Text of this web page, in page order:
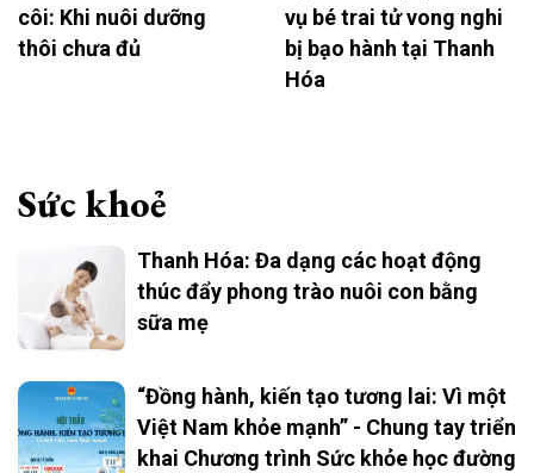
côi: Khi nuôi dưỡng
thôi chưa đủ
vụ bé trai tử vong nghi
bị bạo hành tại Thanh
Hóa
Sức khoẻ
Thanh Hóa: Đa dạng các hoạt động
thúc đẩy phong trào nuôi con bằng
sữa mẹ
“Đồng hành, kiến tạo tương lai: Vì một
Việt Nam khỏe mạnh” - Chung tay triển
khai Chương trình Sức khỏe học đường